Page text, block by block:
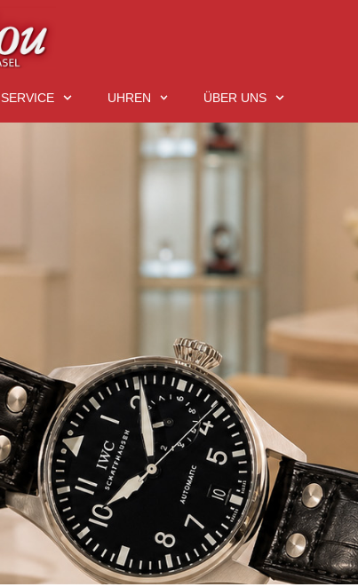
SERVICE UHREN ÜBER UNS